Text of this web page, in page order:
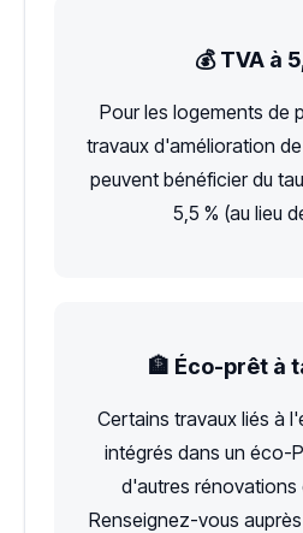
💰 TVA à
Pour les logements de
travaux d'amélioration
peuvent bénéficier du
5,5 % (au lieu
🏦 Éco-prêt à
Certains travaux liés à
intégrés dans un éco-
d'autres rénovations
Renseignez-vous